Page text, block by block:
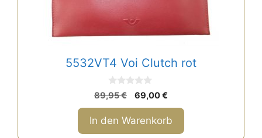
5532VT4 Voi Clutch rot
0
v
o
n
5
89,95€
Ursprünglicher
Preis
war:
89,95 €
69,00€
Preis
ist:
69,00 €.
In den Warenkorb